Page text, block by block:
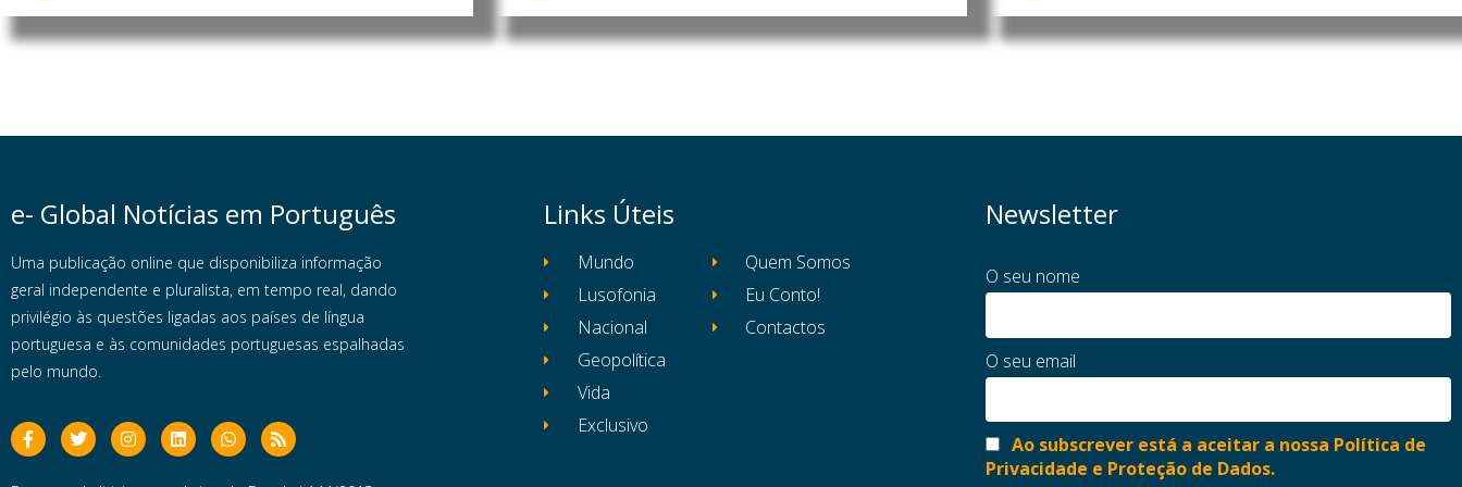
e- Global Notícias em Português
Uma publicação online que disponibiliza informação
geral independente e pluralista, em tempo real, dando
privilégio às questões ligadas aos países de língua
portuguesa e às comunidades portuguesas espalhadas
pelo mundo.
Links Úteis
Mundo
Lusofonia
Nacional
Geopolítica
Vida
Exclusivo
Quem Somos
Eu Conto!
Contactos
Newsletter
O seu nome
O seu email
Ao subscrever está a aceitar a nossa Política de
Privacidade e Proteção de Dados.